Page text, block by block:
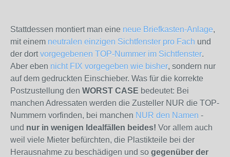
Stattdessen montiert man eine neue Briefkasten-Anlage,
mit einem neutralen einzigen Sichtfenster pro Fach und
der dortvorgegebenen TOP-Nummer im Sichtfenster.
Aber eben nicht FIX vorgegeben wie bisher, sondern nur
auf dem gedruckten Einschieber. Was für die korrekte
Postzustellung den WORST CASE bedeutet: Bei
manchen Adressaten werden die Zusteller NUR die TOP-
Nummern vorfinden, bei manchen NUR den Namen -
und nur in wenigen Idealfällen beides! Vor allem auch
weil viele Mieter befürchten, die Plastikteile bei der
Herausnahme zu beschädigen und so gegenüber der